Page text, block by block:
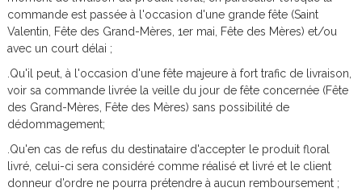
commande est passée à l'occasion d'une grande fête (Saint
Valentin, Fête des Grand-Mères, 1er mai, Fête des Mères) et/ou
avec un court délai ;
.Qu'il peut, à l'occasion d'une fête majeure à fort trafic de livraison,
voir sa commande livrée la veille du jour de fête concernée (Fête
des Grand-Mères, Fête des Mères) sans possibilité de
dédommagement;
.Qu'en cas de refus du destinataire d'accepter le produit floral
livré, celui-ci sera considéré comme réalisé et livré et le client
donneur d’ordre ne pourra prétendre à aucun remboursement ;